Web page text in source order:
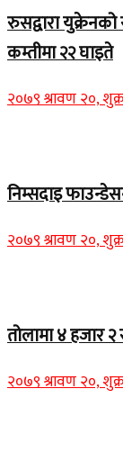
रुसद्वारा
कम्तीमा २२ घाइते
२०७९ श्रावण २०,
निम्सदाइ
२०७९ श्रावण २०,
तोलामा ४ हजार
२०७९ श्रावण २०,